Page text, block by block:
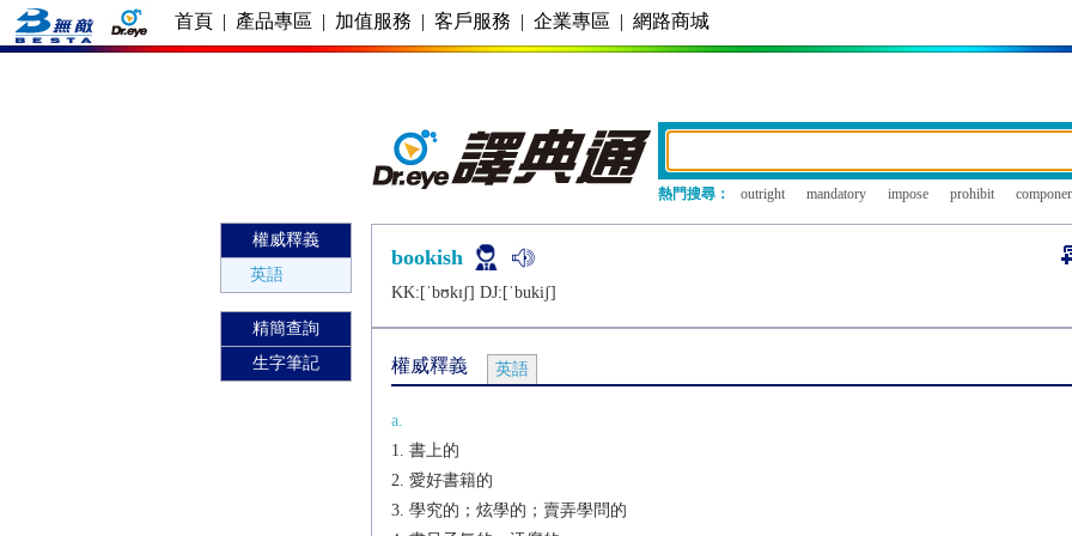
首頁 | 產品專區 | 加值服務 | 客戶服務 | 企業專區 | 網路商城
熱門搜尋： outright mandatory impose prohibit
權威釋義
英語
精簡查詢
生字筆記
bookish
KK:[ˈbʊkɪʃ] DJ:[ˈbukiʃ]
權威釋義 英語
a.
書上的
愛好書籍的
學究的；炫學的；賣弄學問的